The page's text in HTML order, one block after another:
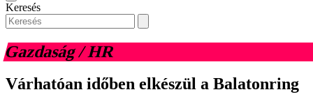
Keresés
Gazdaság / HR
Várhatóan időben elkészül a Balatonring